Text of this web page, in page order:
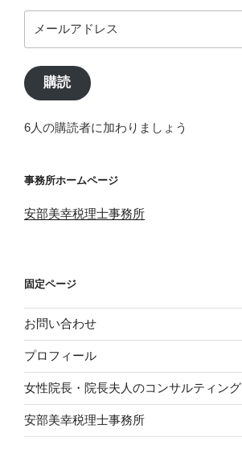
ー
ア
ド
ス
購読
6人の購読者に加わりましょう
事務所ホームページ
安部美幸税理士事務所
固定ページ
お問い合わせ
プロフィール
女性院長・院長夫人のコンサルティング
安部美幸税理士事務所